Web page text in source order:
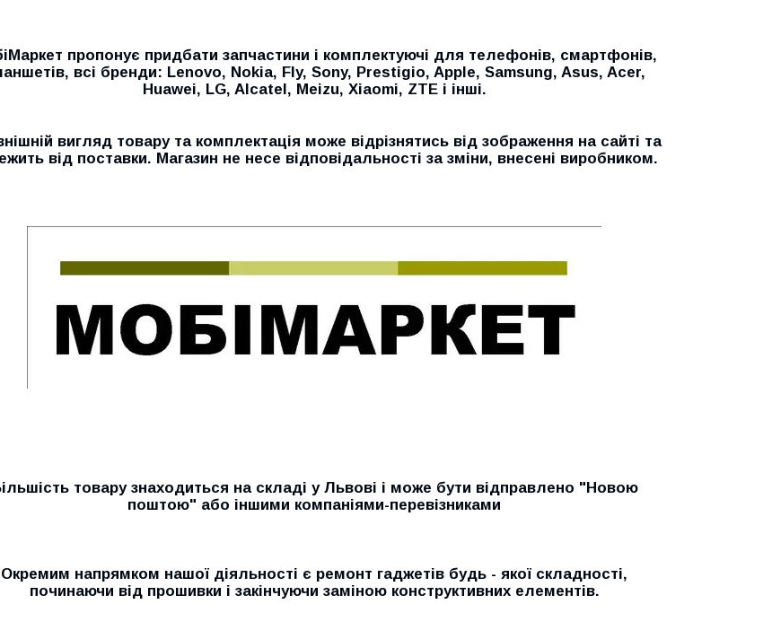
пропонує придбати запчастини і комплектуючі для телефонів, смартфонів,
всі бренди: Lenovo, Nokia, Fly, Sony, Prestigio, Apple, Samsung, Asus, Acer,
Huawei, LG, Alcatel, Meizu, Xiaomi, ZTE і інші.
вигляд товару та комплектація може відрізнятись від зображення на сайті та
від поставки. Магазин не несе відповідальності за зміни, внесені виробником.
товару знаходиться на складі у Львові і може бути відправлено "Новою
поштою" або іншими компаніями-перевізниками
Окремим напрямком нашої діяльності є ремонт гаджетів будь - якої складності,
починаючи від прошивки і закінчуючи заміною конструктивних елементів.